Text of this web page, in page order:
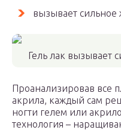
вызывает
Гель лак вызывает
Проанализировав все
акрила, каждый сам
ногти гелем или
технология –